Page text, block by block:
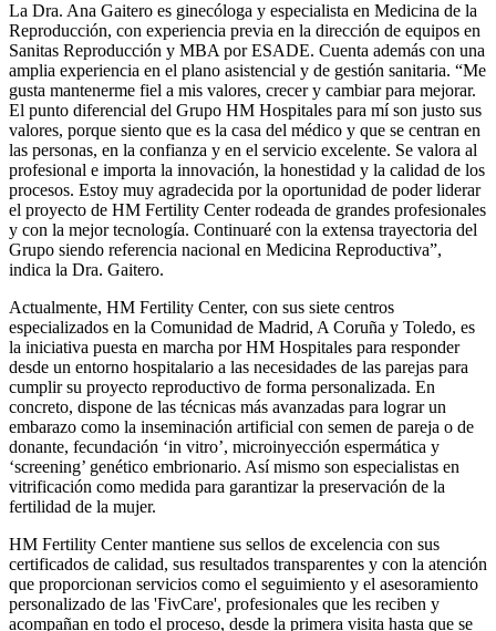
La Dra. Ana Gaitero es ginecóloga y especialista en Medicina de la
Reproducción, con experiencia previa en la dirección de equipos en
Sanitas Reproducción y MBA por ESADE. Cuenta además con una
amplia experiencia en el plano asistencial y de gestión sanitaria. “Me
gusta mantenerme fiel a mis valores, crecer y cambiar para mejorar.
El punto diferencial del Grupo HM Hospitales para mí son justo sus
valores, porque siento que es la casa del médico y que se centran en
las personas, en la confianza y en el servicio excelente. Se valora al
profesional e importa la innovación, la honestidad y la calidad de los
procesos. Estoy muy agradecida por la oportunidad de poder liderar
el proyecto de HM Fertility Center rodeada de grandes profesionales
y con la mejor tecnología. Continuaré con la extensa trayectoria del
Grupo siendo referencia nacional en Medicina Reproductiva”,
indica la Dra. Gaitero.
Actualmente, HM Fertility Center, con sus siete centros
especializados en la Comunidad de Madrid, A Coruña y Toledo, es
la iniciativa puesta en marcha por HM Hospitales para responder
desde un entorno hospitalario a las necesidades de las parejas para
cumplir su proyecto reproductivo de forma personalizada. En
concreto, dispone de las técnicas más avanzadas para lograr un
embarazo como la inseminación artificial con semen de pareja o de
donante, fecundación ‘in vitro’, microinyección espermática y
‘screening’ genético embrionario. Así mismo son especialistas en
vitrificación como medida para garantizar la preservación de la
fertilidad de la mujer.
HM Fertility Center mantiene sus sellos de excelencia con sus
certificados de calidad, sus resultados transparentes y con la atención
que proporcionan servicios como el seguimiento y el asesoramiento
personalizado de las 'FivCare', profesionales que les reciben y
acompañan en todo el proceso, desde la primera visita hasta que se